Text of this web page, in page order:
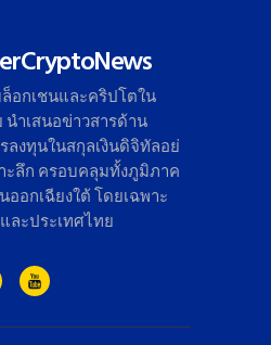
อกเชนและคริปโตใน
นำเสนอข่าวสารด้าน
ลงทุนในสกุลเงินดิจิทัลอย่
ะลึก ครอบคลุมทั้งภูมิภาค
ออกเฉียงใต้ โดยเฉพาะ
ละประเทศไทย